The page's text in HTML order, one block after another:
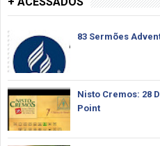
83 Sermões
Nisto Cremos: 28
Point